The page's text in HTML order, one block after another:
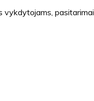
vykdytojams, pasitarimai